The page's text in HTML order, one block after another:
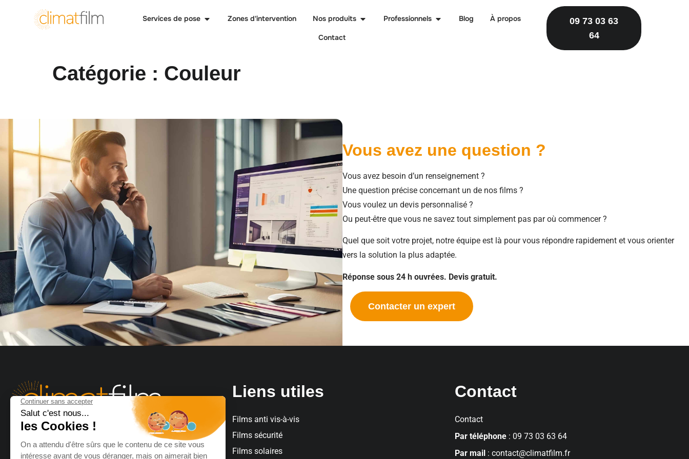
Services de pose Zones d'intervention Nos produits Professionnels Blog À propos
Contact
09 73 03 63
64
Catégorie : Couleur
Vous avez une question ?
Vous avez besoin d’un renseignement ?
Une question précise concernant un de nos films ?
Vous voulez un devis personnalisé ?
Ou peut-être que vous ne savez tout simplement pas par où commencer ?
Quel que soit votre projet, notre équipe est là pour vous répondre rapidement et vous orienter
vers la solution la plus adaptée.
Réponse sous 24 h ouvrées. Devis gratuit.
Contacter un expert
ClimatFilm, plus de 1 500 installations en France pour
offrir des films solaires, films anti vis-à-vis, films de
Liens utiles
Films anti vis-à-vis
Films sécurité
Films solaires
Contact
Contact
Par téléphone: 09 73 03 63 64
Par mail : contact@climatfilm.fr